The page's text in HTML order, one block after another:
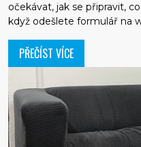
očekávat, jak se připravit,
když odešlete formulář na
PŘEČÍST VÍCE